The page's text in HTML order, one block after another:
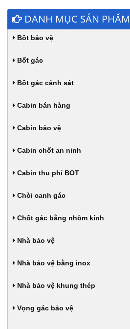
DANH MỤC SẢN PHẨM
Bốt bảo vệ
Bốt gác
Bốt gác cảnh sát
Cabin bán hàng
Cabin bảo vệ
Cabin chốt an ninh
Cabin thu phí BOT
Chòi canh gác
Chốt gác bằng nhôm kính
Nhà bảo vệ
Nhà bảo vệ bằng inox
Nhà bảo vệ khung thép
Vọng gác bảo vệ